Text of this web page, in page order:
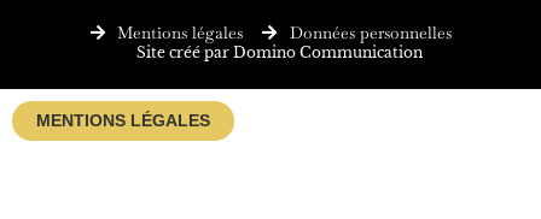
o
k
i
n
Mentions légales Données personnelles
Site créé par Domino Communication
MENTIONS LÉGALES